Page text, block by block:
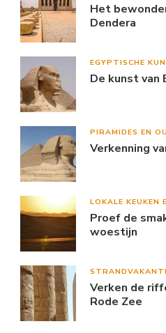
Het
Dendera
EGYPTISCHE
De kunst van
PIRAMIDES EN
Verkenning
LOKALE KEUKEN
Proef de
woestijn
Verken de
Rode Zee